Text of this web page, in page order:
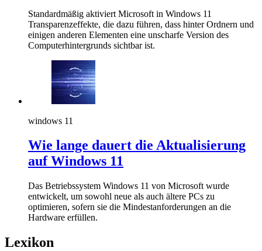
Standardmäßig aktiviert Microsoft in Windows 11
Transparenzeffekte, die dazu führen, dass hinter Ordnern und
einigen anderen Elementen eine unscharfe Version des
Computerhintergrunds sichtbar ist.
windows 11
Wie lange dauert die Aktualisierung
auf Windows 11
Das Betriebssystem Windows 11 von Microsoft wurde
entwickelt, um sowohl neue als auch ältere PCs zu
optimieren, sofern sie die Mindestanforderungen an die
Hardware erfüllen.
Lexikon